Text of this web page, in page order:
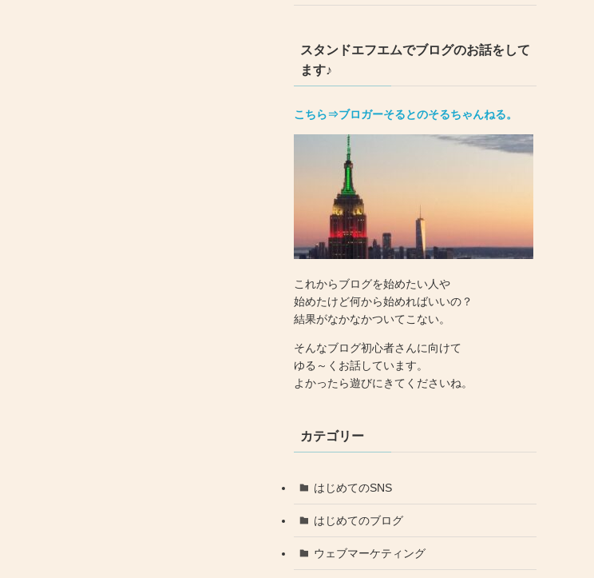
スタンドエフエムでブログのお話をして
ます♪
こちら⇒ブロガーそるとのそるちゃんねる。
これからブログを始めたい人や
始めたけど何から始めればいいの？
結果がなかなかついてこない。
そんなブログ初心者さんに向けて
ゆる～くお話しています。
よかったら遊びにきてくださいね。
カテゴリー
はじめてのSNS
はじめてのブログ
ウェブマーケティング